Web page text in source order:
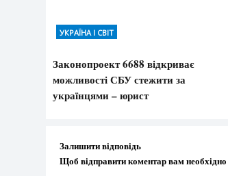
УКРАЇНА І СВІТ
Законопроект 6688 відкриває
можливості СБУ стежити за
українцями – юрист
Залишити відповідь
Щоб відправити коментар вам необхідно